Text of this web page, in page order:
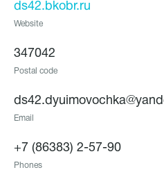
ds42.bkobr.ru
Website
347042
Postal code
Email
+7 (86383) 2-57-90
Phones